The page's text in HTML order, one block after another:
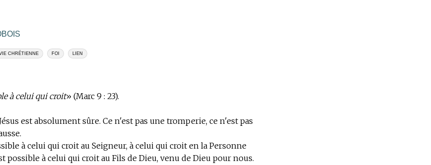
CHRÉTIENNE FOI LIEN
à celui qui croit» (Marc 9 : 23).
est absolument sûre. Ce n'est pas une tromperie, ce n'est pas
à celui qui croit au Seigneur, à celui qui croit en la Personne
possible à celui qui croit au Fils de Dieu, venu de Dieu pour nous.